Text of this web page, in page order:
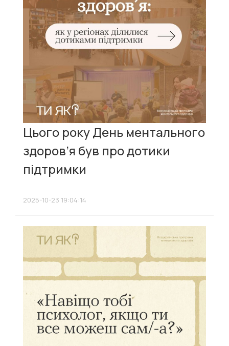
Цього року День ментального
здоров’я був про дотики
підтримки
2025-10-23 19:04:14